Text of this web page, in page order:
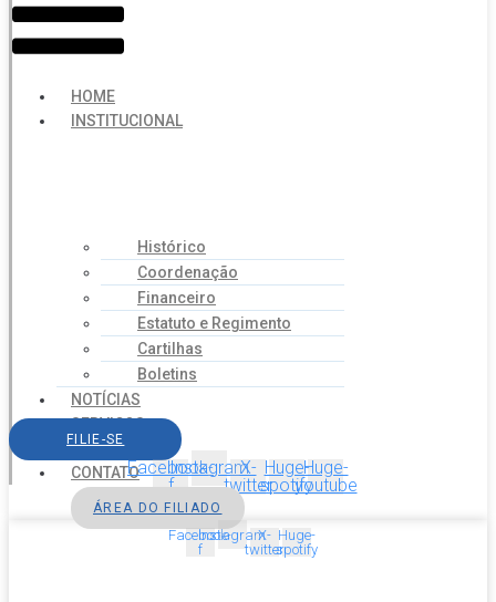
HOME
INSTITUCIONAL
Histórico
Coordenação
Financeiro
Estatuto e Regimento
Cartilhas
Boletins
NOTÍCIAS
SERVIÇOS
AGENDA
CONTATO
FILIE-SE
Facebook-
f
InstagramX-
twitter
Huge-
spotify
Huge-
youtube
ÁREA DO FILIADO
Facebook-
f
InstagramX-
twitter
Huge-
spotify